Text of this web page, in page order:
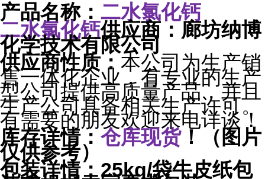
产品名称： 二水氯化钙
二水氯化钙供应商：廊坊纳博
化学技术有限公司
供应商性质： 本公司为生产销
售一体化企业，有专业的生产
型公司提供高质量产品，并且
生产公司具备相关生产许可。
有需要的朋友欢迎来电详谈！
库存详情： 仓库现货！（图片
仅供参考）
包装详情：25kg/袋牛皮纸包